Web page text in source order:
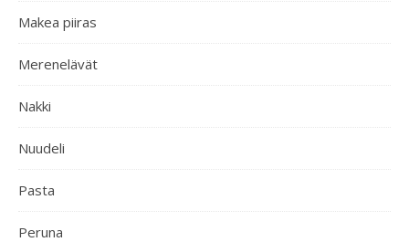
Makea piiras
Merenelävät
Nakki
Nuudeli
Pasta
Peruna